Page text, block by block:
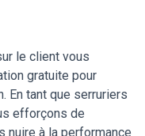
le client vous
gratuite pour
En tant que serruriers
efforçons de
à la performance